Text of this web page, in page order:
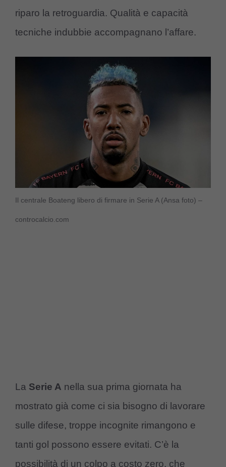
riparo la retroguardia. Qualità e capacità
tecniche indubbie accompagnano l’affare.
Il centrale Boateng libero di firmare in Serie A (Ansa foto) –
controcalcio.com
La Serie A nella sua prima giornata ha
mostrato già come ci sia bisogno di lavorare
sulle difese, troppe incognite rimangono e
tanti gol possono essere evitati. C’è la
possibilità di un colpo a costo zero, che